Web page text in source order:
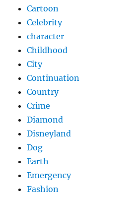
Cartoon
Celebrity
character
Childhood
City
Continuation
Country
Crime
Diamond
Disneyland
Dog
Earth
Emergency
Fashion